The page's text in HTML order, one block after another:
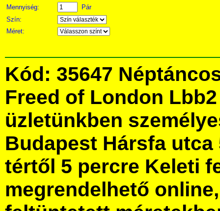
Mennyiség:
Pár
Szín:
Méret:
Kód: 35647
Freed of London
üzletünkben
Budapest Hársfa utca
tértől 5 percre Keleti
megrendelhető